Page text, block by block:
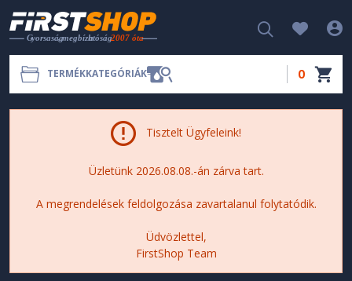
TERMÉKKATEGÓRIÁK 0
Tisztelt Ügyfeleink!
Üzletünk 2026.08.08.-án zárva tart.
A megrendelések feldolgozása zavartalanul folytatódik.
Üdvözlettel,
FirstShop Team